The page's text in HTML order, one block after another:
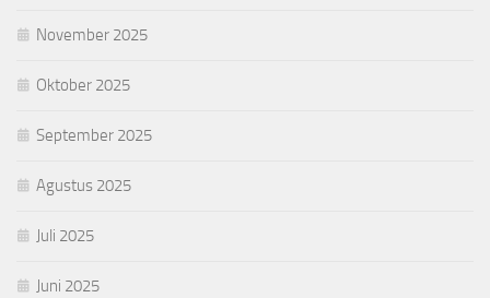
November 2025
Oktober 2025
September 2025
Agustus 2025
Juli 2025
Juni 2025